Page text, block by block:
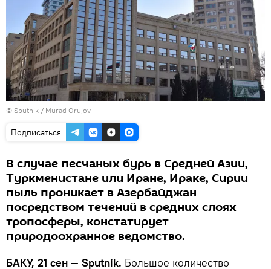
© Sputnik / Murad Orujov
Подписаться
В случае песчаных бурь в Средней Азии,
Туркменистане или Иране, Ираке, Сирии
пыль проникает в Азербайджан
посредством течений в средних слоях
тропосферы, констатирует
природоохранное ведомство.
БАКУ, 21 сен — Sputnik. Большое количество